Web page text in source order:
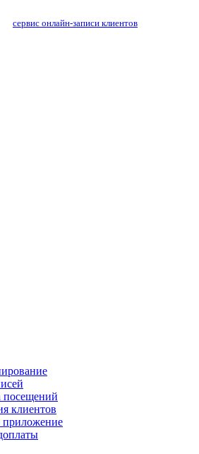
сервис онлайн-записи клиентов
посещений
клиентов